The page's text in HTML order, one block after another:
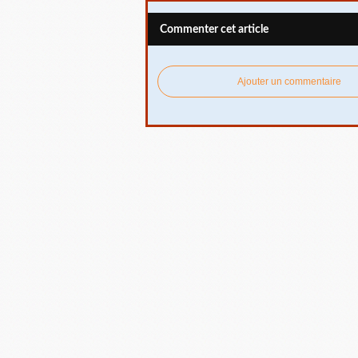
Commenter cet article
Ajouter un commentaire